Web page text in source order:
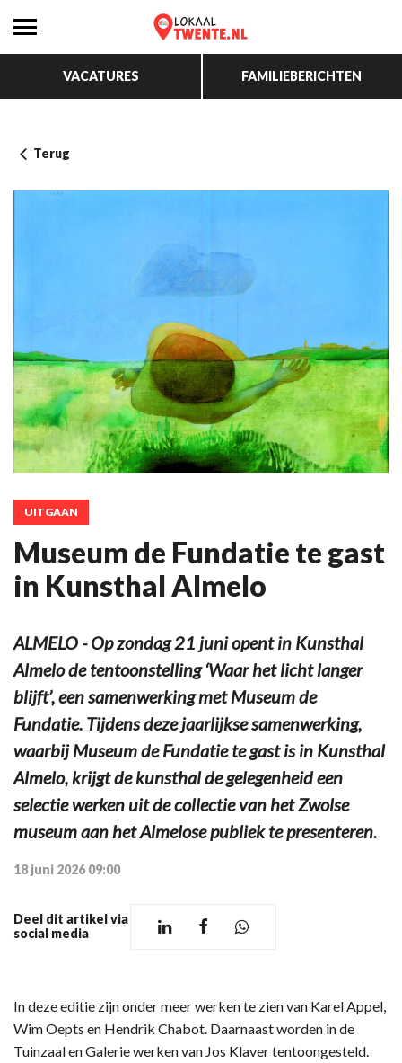
VACATURES FAMILIEBERICHTEN
Terug
UITGAAN
Museum de Fundatie te gast
in Kunsthal Almelo
ALMELO - Op zondag 21 juni opent in Kunsthal
Almelo de tentoonstelling ‘Waar het licht langer
blijft’, een samenwerking met Museum de
Fundatie. Tijdens deze jaarlijkse samenwerking,
waarbij Museum de Fundatie te gast is in Kunsthal
Almelo, krijgt de kunsthal de gelegenheid een
selectie werken uit de collectie van het Zwolse
museum aan het Almelose publiek te presenteren.
18 juni 2026 09:00
Deel dit artikel via
social media
In deze editie zijn onder meer werken te zien van Karel Appel,
Wim Oepts en Hendrik Chabot. Daarnaast worden in de
Tuinzaal en Galerie werken van Jos Klaver tentoongesteld.